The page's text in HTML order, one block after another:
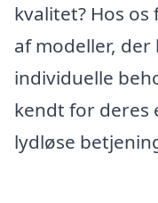
kvalitet? Hos
af modeller, der
individuelle
kendt for deres
lydløse